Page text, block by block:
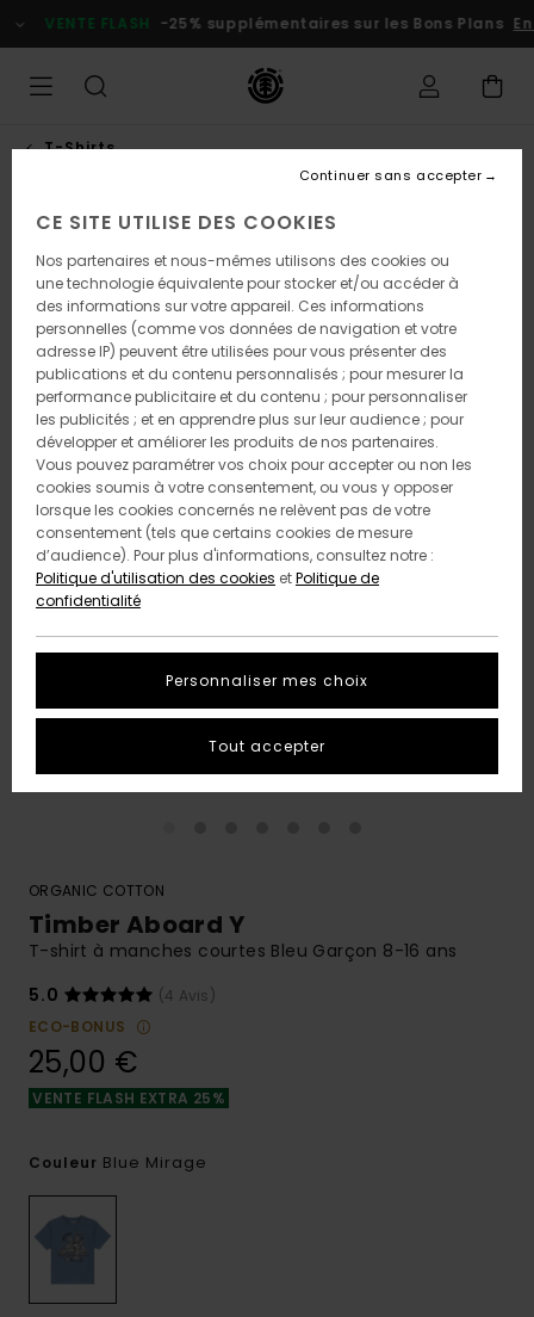
l'information
VENTE FLASH -25% supplémentaires sur les Bons Plans En
T-Shirts
RUPTURE DE STOCK
ORGANIC COTTON
Timber Aboard Y
T-shirt à manches courtes Bleu Garçon 8-16 ans
5.0
(4 Avis)
ECO-BONUS
25,00 €
VENTE FLASH EXTRA 25%
Couleur Blue Mirage
CE SITE UTILISE DES COOKIES
Nos partenaires et nous-mêmes utilisons des cookies ou
une technologie équivalente pour stocker et/ou accéder à
des informations sur votre appareil. Ces informations
personnelles (comme vos données de navigation et votre
adresse IP) peuvent être utilisées pour vous présenter des
publications et du contenu personnalisés ; pour mesurer la
performance publicitaire et du contenu ; pour personnaliser
les publicités ; et en apprendre plus sur leur audience ; pour
développer et améliorer les produits de nos partenaires.
Vous pouvez paramétrer vos choix pour accepter ou non les
cookies soumis à votre consentement, ou vous y opposer
lorsque les cookies concernés ne relèvent pas de votre
consentement (tels que certains cookies de mesure
d’audience). Pour plus d'informations, consultez notre :
Politique d'utilisation des cookies etPolitique de
confidentialité
Personnaliser mes choix
Continuer sans accepter
Tout accepter